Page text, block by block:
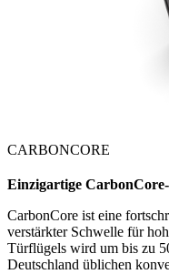
CARBONCORE
Einzigartige
CarbonCore ist eine
verstärkter Schwelle für
Türflügels wird um bis zu
Deutschland üblichen